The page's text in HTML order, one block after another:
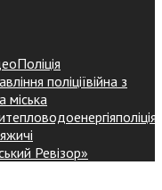
Поліція
поліціївійна з
міська
поліція
Ревізор»